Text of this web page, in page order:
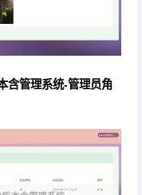
含管理系统-管理员角